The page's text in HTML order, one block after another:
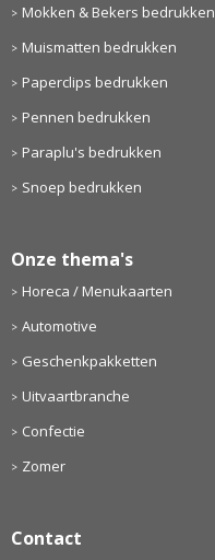
Mokken & Bekers bedrukken
Muismatten bedrukken
Paperclips bedrukken
Pennen bedrukken
Paraplu's bedrukken
Snoep bedrukken
Onze thema's
Horeca / Menukaarten
Automotive
Geschenkpakketten
Uitvaartbranche
Confectie
Zomer
Contact